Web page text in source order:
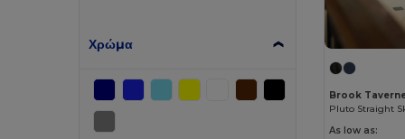
Χρώμα
Brook
Pluto Straight
As low as: